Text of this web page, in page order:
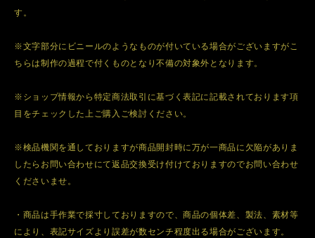
す。
※文字部分にビニールのようなものが付いている場合がございますがこ
ちらは制作の過程で付くものとなり不備の対象外となります。
※ショップ情報から特定商法取引に基づく表記に記載されております項
目をチェックした上ご購入ご検討ください。
※検品機関を通しておりますが商品開封時に万が一商品に欠陥がありま
したらお問い合わせにて返品交換受け付けておりますのでお問い合わせ
くださいませ。
・商品は手作業で採寸しておりますので、商品の個体差、製法、素材等
により、表記サイズより誤差が数センチ程度出る場合がございます。